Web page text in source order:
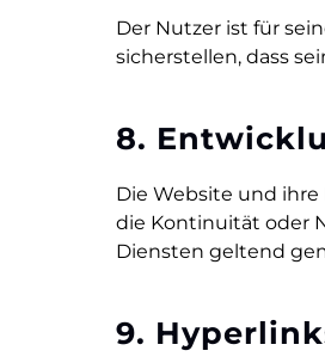
Der Nutzer ist für
sicherstellen, dass
8.
Die Website und
die Kontinuität oder
Diensten geltend
9.